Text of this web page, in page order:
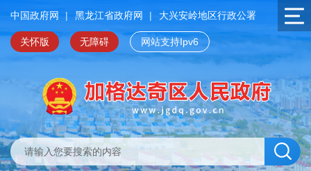
中国政府网 | 黑龙江省政府网 | 大兴安岭地区行政公署
关怀版 无障碍 网站支持Ipv6